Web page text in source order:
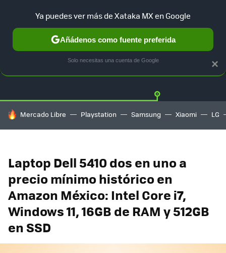
GUÍA DE COMPRAS MERCADO LIBRE
HOY SE HABLA DE
Mercado Libre Playstation Samsung Xiaomi LG
Laptop Dell 5410 dos en uno a
precio mínimo histórico en
Amazon México: Intel Core i7,
Windows 11, 16GB de RAM y 512GB
en SSD
×
Ya puedes ver más de Xataka MX en Google
Añádenos como fuente preferida
Solo necesitas una cuenta de Google